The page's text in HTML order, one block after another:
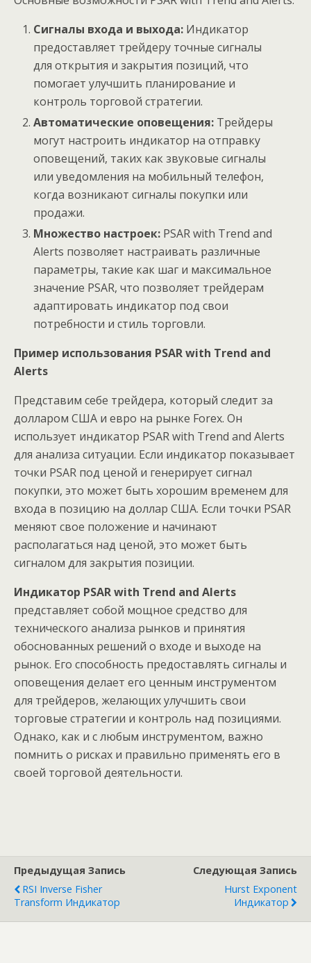
Сигналы входа и выхода: Индикатор
предоставляет трейдеру точные сигналы
для открытия и закрытия позиций, что
помогает улучшить планирование и
контроль торговой стратегии.
Автоматические оповещения: Трейдеры
могут настроить индикатор на отправку
оповещений, таких как звуковые сигналы
или уведомления на мобильный телефон,
когда возникают сигналы покупки или
продажи.
Множество настроек: PSAR with Trend and
Alerts позволяет настраивать различные
параметры, такие как шаг и максимальное
значение PSAR, что позволяет трейдерам
адаптировать индикатор под свои
потребности и стиль торговли.
Пример использования PSAR with Trend and
Alerts
Представим себе трейдера, который следит за
долларом США и евро на рынке Forex. Он
использует индикатор PSAR with Trend and Alerts
для анализа ситуации. Если индикатор показывает
точки PSAR под ценой и генерирует сигнал
покупки, это может быть хорошим временем для
входа в позицию на доллар США. Если точки PSAR
меняют свое положение и начинают
располагаться над ценой, это может быть
сигналом для закрытия позиции.
Индикатор PSAR with Trend and Alerts
представляет собой мощное средство для
технического анализа рынков и принятия
обоснованных решений о входе и выходе на
рынок. Его способность предоставлять сигналы и
оповещения делает его ценным инструментом
для трейдеров, желающих улучшить свои
торговые стратегии и контроль над позициями.
Однако, как и с любым инструментом, важно
помнить о рисках и правильно применять его в
своей торговой деятельности.
Предыдущая Запись
RSI Inverse Fisher
Transform Индикатор
Следующая Запись
Hurst Exponent
Индикатор